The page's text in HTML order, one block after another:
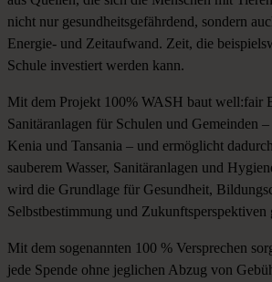
nicht nur gesundheitsgefährdend, sondern
Energie- und Zeitaufwand. Zeit, die
Schule investiert werden kann.
Mit dem Projekt 100% WASH baut well:fair
Sanitäranlagen für Schulen und Gemeinden
Kenia und Tansania – und ermöglicht
sauberem Wasser, Sanitäranlagen und
wird die Grundlage für Gesundheit,
Selbstbestimmung und Zukunftsperspektiven
Mit dem sogenannten 100 % Versprechen
jede Spende ohne jeglichen Abzug von